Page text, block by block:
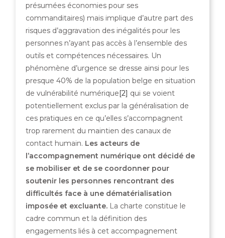
présumées économies pour ses
commanditaires) mais implique d’autre part des
risques d’aggravation des inégalités pour les
personnes n’ayant pas accès à l’ensemble des
outils et compétences nécessaires. Un
phénomène d’urgence se dresse ainsi pour les
presque 40% de la population belge en situation
de vulnérabilité numérique[2] qui se voient
potentiellement exclus par la généralisation de
ces pratiques en ce qu’elles s’accompagnent
trop rarement du maintien des canaux de
contact humain. Les acteurs de
l’accompagnement numérique ont décidé de
se mobiliser et de se coordonner pour
soutenir les personnes rencontrant des
difficultés face à une dématérialisation
imposée et excluante. La charte constitue le
cadre commun et la définition des
engagements liés à cet accompagnement